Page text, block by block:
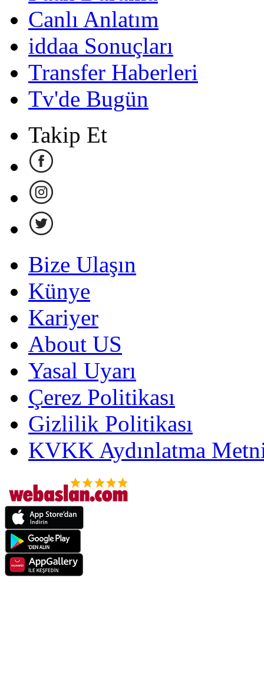
Canlı Anlatım
iddaa Sonuçları
Transfer Haberleri
Tv'de Bugün
Takip Et
Bize Ulaşın
Künye
Kariyer
About US
Yasal Uyarı
Çerez Politikası
Gizlilik Politikası
KVKK Aydınlatma